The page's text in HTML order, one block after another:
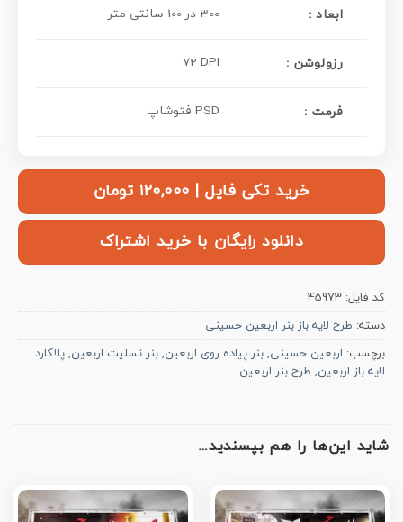
ابعاد : 300 در 100 سانتی متر
رزولوشن : 72 DPI
فرمت : PSD فتوشاپ
خرید تکی فایل | ۱۲۰,۰۰۰ تومان
دانلود رایگان با خرید اشتراک
کد فایل: 45973
دسته: طرح لایه باز بنر اربعین حسینی
برچسب: اربعین حسینی, بنر پیاده روی اربعین, بنر تسلیت اربعین, پلاکارد
لایه باز اربعین, طرح بنر اربعین
شاید این‌ها را هم بپسندید…